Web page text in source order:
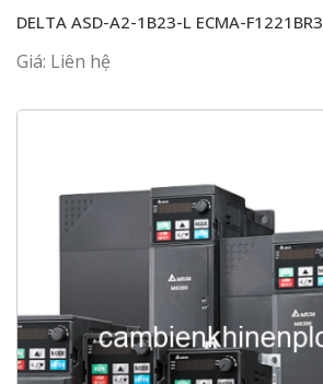
DELTA ASD-A2-1B23-L ECMA-F1221BR3
Giá: Liên hệ